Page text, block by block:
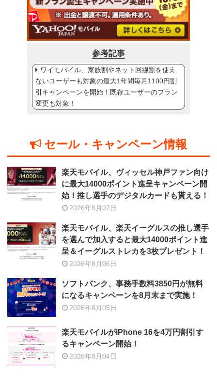
参考記事
ワイモバイル、家族割やネット回線割を使え
ないユーザーも対象の最大1年間毎月1100円割
引キャンペーンを開始！既存ユーザーのプラン
変更も対象！
セール・キャンペーン情報
楽天モバイル、ヴィッセル神戸ファン向け
に最大14000ポイント進呈キャンペーン開
始！推し選手のデジタルカードも貰える！
2026年8月07日
楽天モバイル、楽天イーグルスの推し選手
を選んで加入すると最大14000ポイント進
呈＆イーグルストレカを3枚プレゼント！
2026年8月06日
ソフトバンク、事務手数料3850円が無料
になるキャンペーンを8月末まで実施！
2026年8月05日
楽天モバイルがiPhone 16を4万円割引す
るキャンペーン開始！
2026年8月04日